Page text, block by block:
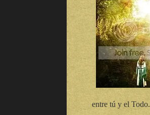
entre tú y el Todo.